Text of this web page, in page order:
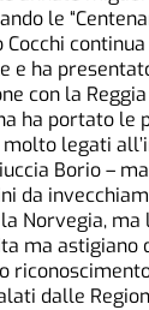
le
e ha
con la
ha portato
molto legati
Borio –
da
Norvegia, ma
ma astigiano
dalle